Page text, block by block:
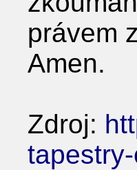
právem
Amen.
Zdroj: